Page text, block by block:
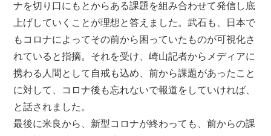
ナを切り口にもとからある課題を組み合わせて発信し底
上げしていくことが理想と答えました。武石も、日本で
もコロナによってその前から困っていたものが可視化さ
れていると指摘。それを受け、崎山記者からメディアに
携わる人間として自戒も込め、前から課題があったこと
に対して、コロナ後も忘れないで報道をしていければ、
と話されました。
最後に米良から、新型コロナが終わっても、前からの課